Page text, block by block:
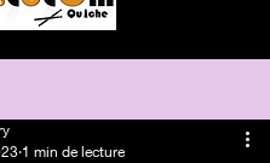
1 min de lecture